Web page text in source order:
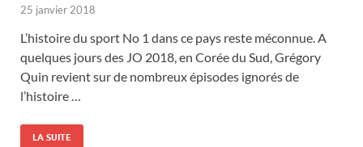
25 janvier 2018
L’histoire du sport No 1 dans ce pays reste méconnue. A
quelques jours des JO 2018, en Corée du Sud, Grégory
Quin revient sur de nombreux épisodes ignorés de
l’histoire …
LA SUITE